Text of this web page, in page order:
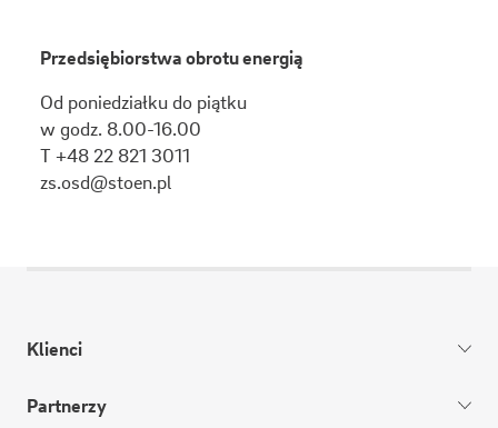
Przedsiębiorstwa obrotu energią
Od poniedziałku do piątku
w godz. 8.00-16.00
T +48 22 821 3011
zs.osd@stoen.pl
Klienci
Partnerzy